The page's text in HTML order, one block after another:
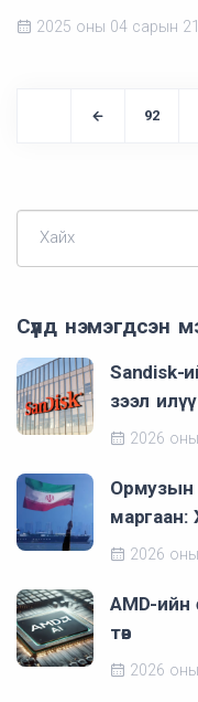
2025 оны 04 сарын 21
92
Хайх
Сүүлд нэмэгдсэн
Sandisk-
зээл
2026
Ормузын
маргаан:
2026
AMD-ийн
төв
2026